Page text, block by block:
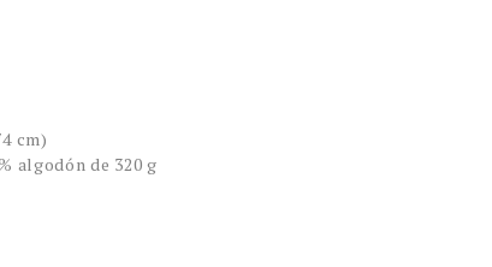
cm)
algodón de 320 g